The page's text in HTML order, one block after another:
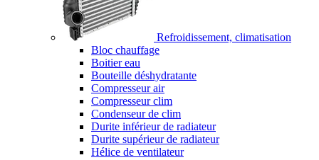
Refroidissement, climatisation
Bloc chauffage
Boitier eau
Bouteille déshydratante
Compresseur air
Compresseur clim
Condenseur de clim
Durite inférieur de radiateur
Durite supérieur de radiateur
Hélice de ventilateur